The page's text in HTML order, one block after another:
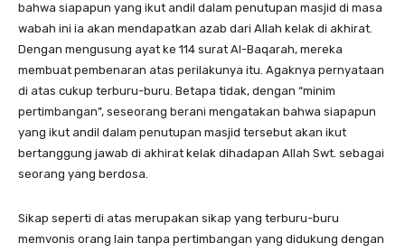
bahwa siapapun yang ikut andil dalam penutupan masjid di masa
wabah ini ia akan mendapatkan azab dari Allah kelak di akhirat.
Dengan mengusung ayat ke 114 surat Al-Baqarah, mereka
membuat pembenaran atas perilakunya itu. Agaknya pernyataan
di atas cukup terburu-buru. Betapa tidak, dengan “minim
pertimbangan”, seseorang berani mengatakan bahwa siapapun
yang ikut andil dalam penutupan masjid tersebut akan ikut
bertanggung jawab di akhirat kelak dihadapan Allah Swt. sebagai
seorang yang berdosa.
Sikap seperti di atas merupakan sikap yang terburu-buru
memvonis orang lain tanpa pertimbangan yang didukung dengan